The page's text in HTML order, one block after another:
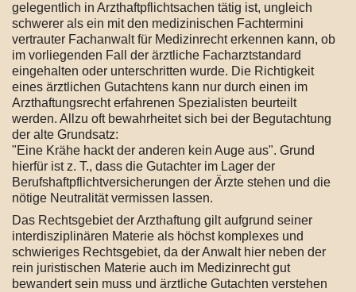
gelegentlich in Arzthaftpflichtsachen tätig ist, ungleich
schwerer als ein mit den medizinischen Fachtermini
vertrauter Fachanwalt für Medizinrecht erkennen kann, ob
im vorliegenden Fall der ärztliche Facharztstandard
eingehalten oder unterschritten wurde. Die Richtigkeit
eines ärztlichen Gutachtens kann nur durch einen im
Arzthaftungsrecht erfahrenen Spezialisten beurteilt
werden. Allzu oft bewahrheitet sich bei der Begutachtung
der alte Grundsatz:
"Eine Krähe hackt der anderen kein Auge aus". Grund
hierfür ist z. T., dass die Gutachter im Lager der
Berufshaftpflichtversicherungen der Ärzte stehen und die
nötige Neutralität vermissen lassen.
Das Rechtsgebiet der Arzthaftung gilt aufgrund seiner
interdisziplinären Materie als höchst komplexes und
schwieriges Rechtsgebiet, da der Anwalt hier neben der
rein juristischen Materie auch im Medizinrecht gut
bewandert sein muss und ärztliche Gutachten verstehen